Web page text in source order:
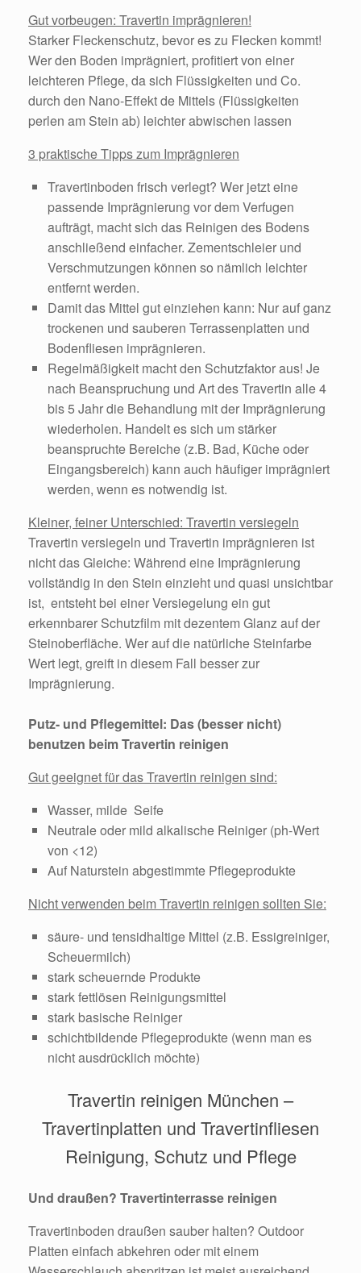
Gut vorbeugen: Travertin imprägnieren!
Starker Fleckenschutz, bevor es zu Flecken kommt!
Wer den Boden imprägniert, profitiert von einer
leichteren Pflege, da sich Flüssigkeiten und Co.
durch den Nano-Effekt de Mittels (Flüssigkeiten
perlen am Stein ab) leichter abwischen lassen
3 praktische Tipps zum Imprägnieren
Travertinboden frisch verlegt? Wer jetzt eine
passende Imprägnierung vor dem Verfugen
aufträgt, macht sich das Reinigen des Bodens
anschließend einfacher. Zementschleier und
Verschmutzungen können so nämlich leichter
entfernt werden.
Damit das Mittel gut einziehen kann: Nur auf ganz
trockenen und sauberen Terrassenplatten und
Bodenfliesen imprägnieren.
Regelmäßigkeit macht den Schutzfaktor aus! Je
nach Beanspruchung und Art des Travertin alle 4
bis 5 Jahr die Behandlung mit der Imprägnierung
wiederholen. Handelt es sich um stärker
beanspruchte Bereiche (z.B. Bad, Küche oder
Eingangsbereich) kann auch häufiger imprägniert
werden, wenn es notwendig ist.
Kleiner, feiner Unterschied: Travertin versiegeln
Travertin versiegeln und Travertin imprägnieren ist
nicht das Gleiche: Während eine Imprägnierung
vollständig in den Stein einzieht und quasi unsichtbar
ist, entsteht bei einer Versiegelung ein gut
erkennbarer Schutzfilm mit dezentem Glanz auf der
Steinoberfläche. Wer auf die natürliche Steinfarbe
Wert legt, greift in diesem Fall besser zur
Imprägnierung.
Putz- und Pflegemittel: Das (besser nicht)
benutzen beim Travertin reinigen
Gut geeignet für das Travertin reinigen sind:
Wasser, milde Seife
Neutrale oder mild alkalische Reiniger (ph-Wert
von <12)
Auf Naturstein abgestimmte Pflegeprodukte
Nicht verwenden beim Travertin reinigen sollten Sie:
säure- und tensidhaltige Mittel (z.B. Essigreiniger,
Scheuermilch)
stark scheuernde Produkte
stark fettlösen Reinigungsmittel
stark basische Reiniger
schichtbildende Pflegeprodukte (wenn man es
nicht ausdrücklich möchte)
Travertin reinigen München –
Travertinplatten und Travertinfliesen
Reinigung, Schutz und Pflege
Und draußen? Travertinterrasse reinigen
Travertinboden draußen sauber halten? Outdoor
Platten einfach abkehren oder mit einem